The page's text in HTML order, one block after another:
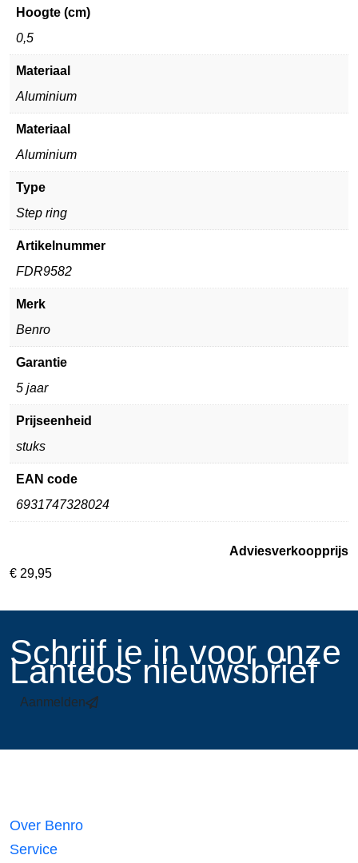
Hoogte (cm)
0,5
Materiaal
Aluminium
Materiaal
Aluminium
Type
Step ring
Artikelnummer
FDR9582
Merk
Benro
Garantie
5 jaar
Prijseenheid
stuks
EAN code
6931747328024
Adviesverkoopprijs
€ 29,95
​Schrijf je in voor onze
Lanteos nieuwsbrief
Aanmelden
Over Benro
Service